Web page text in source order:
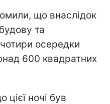
що внаслідок
та
осередки
600 квадратних
ночі був